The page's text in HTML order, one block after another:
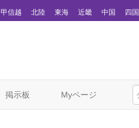
甲信越 北陸 東海 近畿 中国 四国
掲示板 Myページ